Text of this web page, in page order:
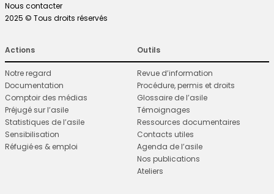
Nous contacter
2025 © Tous droits réservés
Actions
Notre regard
Documentation
Comptoir des médias
Préjugé sur l’asile
Statistiques de l’asile
Sensibilisation
Réfugié·es & emploi
Outils
Revue d’information
Procédure, permis et droits
Glossaire de l’asile
Témoignages
Ressources documentaires
Contacts utiles
Agenda de l’asile
Nos publications
Ateliers